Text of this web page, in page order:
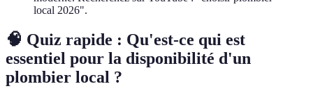
local 2026".
🧠 Quiz rapide : Qu'est-ce qui est
essentiel pour la disponibilité d'un
plombier local ?